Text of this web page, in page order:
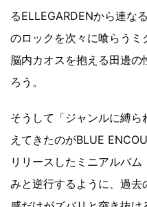
るELLEGARDENから連な
のロックを次々に喰らう
脳内カオスを抱える田邊
ろう。
そうして「ジャンルに縛
えてきたのがBLUE
リリースしたミニアルバ
みと逆行するように、過